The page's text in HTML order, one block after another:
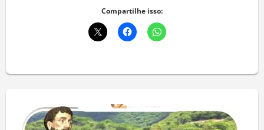
Compartilhe isso: